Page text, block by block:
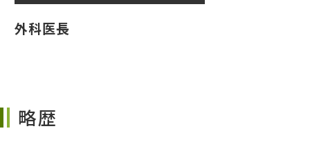
外科医長
略歴